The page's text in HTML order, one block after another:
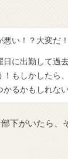
い！？大変だ！
日に出勤して過
！もしかしたら
かるかもしれな
下がいたら、